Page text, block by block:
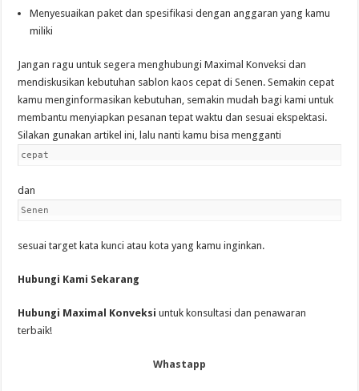
Menyesuaikan paket dan spesifikasi dengan anggaran yang kamu
miliki
Jangan ragu untuk segera menghubungi Maximal Konveksi dan
mendiskusikan kebutuhan sablon kaos cepat di Senen. Semakin cepat
kamu menginformasikan kebutuhan, semakin mudah bagi kami untuk
membantu menyiapkan pesanan tepat waktu dan sesuai ekspektasi.
Silakan gunakan artikel ini, lalu nanti kamu bisa mengganti
cepat
dan
Senen
sesuai target kata kunci atau kota yang kamu inginkan.
Hubungi Kami Sekarang
Hubungi Maximal Konveksi untuk konsultasi dan penawaran
terbaik!
Whastapp